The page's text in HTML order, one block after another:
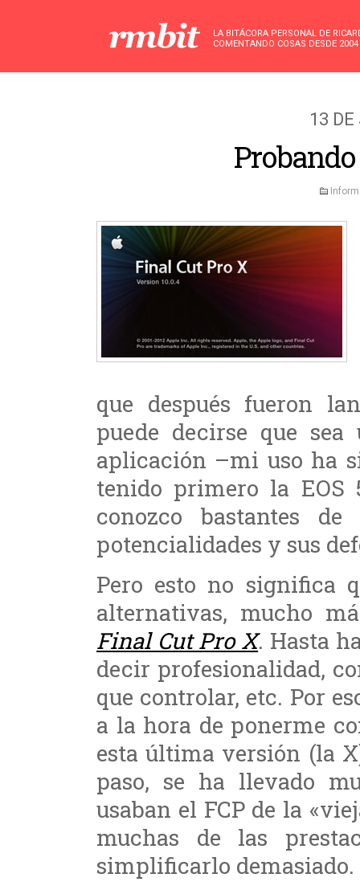
LA BITÁCORA PERSONAL DE
COMENTANDO COSAS DESDE 2004
13
que después fueron
puede decirse que
aplicación –mi uso ha
tenido primero la EOS
conozco bastantes
potencialidades y sus
Pero esto no significa
alternativas, mucho
Final Cut Pro X. Hasta
decir profesionalidad,
que controlar, etc. Por
a la hora de ponerme
esta última versión (la
paso, se ha llevado
usaban el FCP de la
muchas de las
simplificarlo demasiado.